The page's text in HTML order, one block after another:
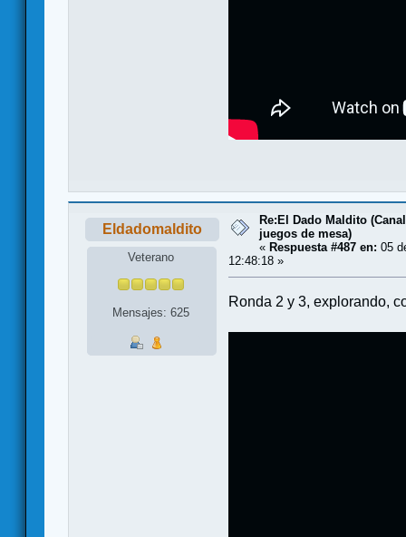
Eldadomaldito
Veterano
Mensajes: 625
Re:El Dado Maldito
juegos de mesa)
« Respuesta #487 en: 05
12:48:18 »
Ronda 2 y 3, explorando,